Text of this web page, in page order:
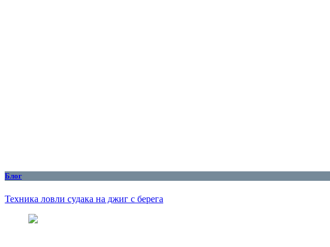
Блог
Техника ловли судака на джиг с берега